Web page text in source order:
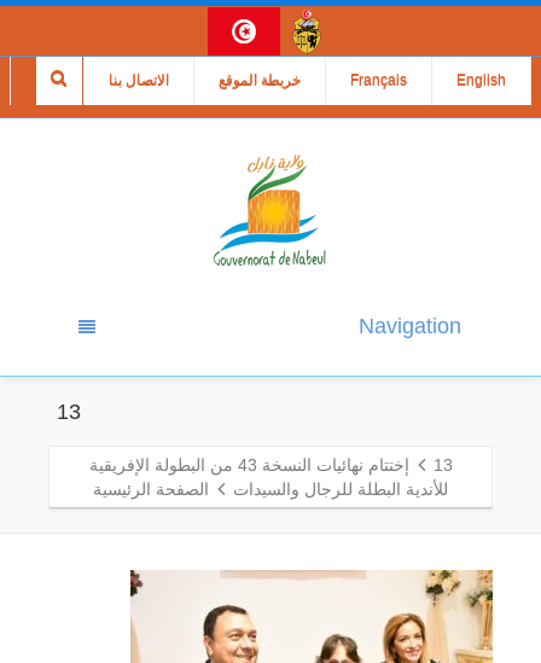
الاتصال بنا خريطة الموقع Français English
Navigation
13
13
إختتام نهائيات النسخة 43 من البطولة الإفريقية
للأندية البطلة للرجال والسيدات
الصفحة الرئيسية